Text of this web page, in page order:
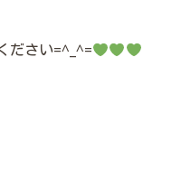
ださい=^_^=